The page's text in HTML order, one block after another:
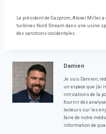
Le président de Gazprom, Alexei Miller,
turbines Nord Stream dans une usine
des sanctions occidentales.
Damien
Je suis Damien,
un espace que j'ai
intrications de la
fournir des
lecteurs sur les
faire de notre
information de